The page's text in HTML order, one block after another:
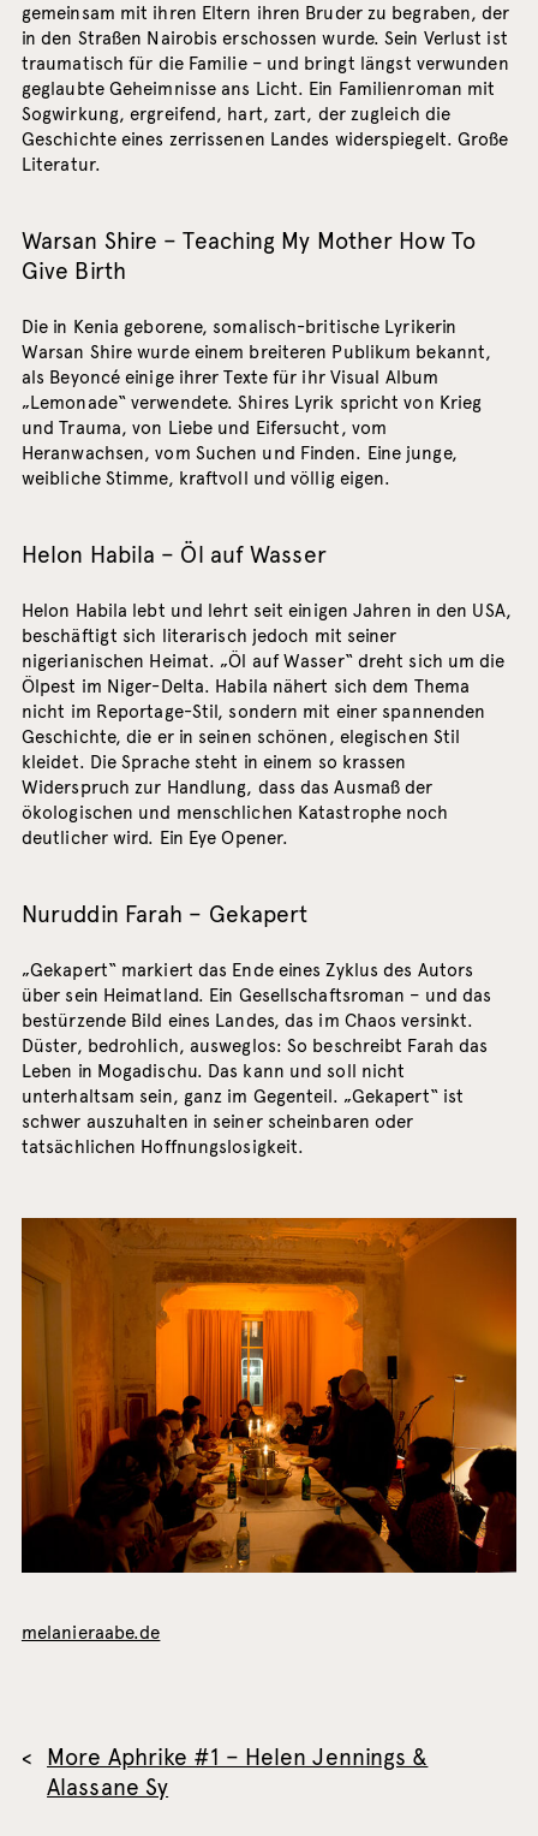
gemeinsam mit ihren Eltern ihren Bruder zu begraben, der
in den Straßen Nairobis erschossen wurde. Sein Verlust ist
traumatisch für die Familie – und bringt längst verwunden
geglaubte Geheimnisse ans Licht. Ein Familienroman mit
Sogwirkung, ergreifend, hart, zart, der zugleich die
Geschichte eines zerrissenen Landes widerspiegelt. Große
Literatur.
Warsan Shire – Teaching My Mother How To
Give Birth
Die in Kenia geborene, somalisch-britische Lyrikerin
Warsan Shire wurde einem breiteren Publikum bekannt,
als Beyoncé einige ihrer Texte für ihr Visual Album
„Lemonade“ verwendete. Shires Lyrik spricht von Krieg
und Trauma, von Liebe und Eifersucht, vom
Heranwachsen, vom Suchen und Finden. Eine junge,
weibliche Stimme, kraftvoll und völlig eigen.
Helon Habila – Öl auf Wasser
Helon Habila lebt und lehrt seit einigen Jahren in den USA,
beschäftigt sich literarisch jedoch mit seiner
nigerianischen Heimat. „Öl auf Wasser“ dreht sich um die
Ölpest im Niger-Delta. Habila nähert sich dem Thema
nicht im Reportage-Stil, sondern mit einer spannenden
Geschichte, die er in seinen schönen, elegischen Stil
kleidet. Die Sprache steht in einem so krassen
Widerspruch zur Handlung, dass das Ausmaß der
ökologischen und menschlichen Katastrophe noch
deutlicher wird. Ein Eye Opener.
Nuruddin Farah – Gekapert
„Gekapert“ markiert das Ende eines Zyklus des Autors
über sein Heimatland. Ein Gesellschaftsroman – und das
bestürzende Bild eines Landes, das im Chaos versinkt.
Düster, bedrohlich, ausweglos: So beschreibt Farah das
Leben in Mogadischu. Das kann und soll nicht
unterhaltsam sein, ganz im Gegenteil. „Gekapert“ ist
schwer auszuhalten in seiner scheinbaren oder
tatsächlichen Hoffnungslosigkeit.
melanieraabe.de
More Aphrike #1 – Helen Jennings &
Alassane Sy